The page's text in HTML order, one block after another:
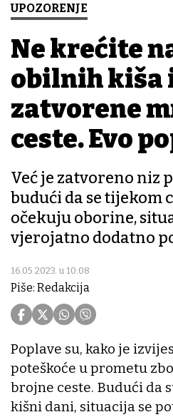
UPOZORENJE
Ne krećite
obilnih kiša
zatvorene
ceste. Evo
Već je zatvoreno niz
budući da se tijekom
očekuju oborine,
vjerojatno dodatno
16.05.2023. u 10:08
Piše: Redakcija
Poplave su, kako je
poteškoće u prometu
brojne ceste. Budući da
kišni dani, situacija se